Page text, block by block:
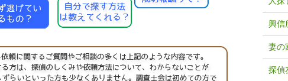
興信
妻の
探偵